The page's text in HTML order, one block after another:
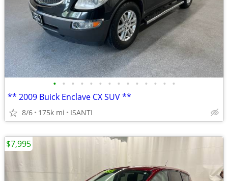
• • • • • • • • • • • • • •
** 2009 Buick Enclave CX SUV **
8/6 175k mi ISANTI
$7,995